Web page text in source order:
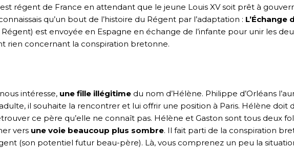
régent de France en attendant que le jeune Louis XV soit prêt à
qu’un bout de l’histoire du Régent par l’adaptation : L’Échange
est envoyée en Espagne en échange de l’infante pour unir les
rien concernant la conspiration bretonne.
intéresse, une fille illégitime du nom d’Hélène. Philippe d’Orléans
il souhaite la rencontrer et lui offrir une position à Paris. Hélène doit
ce père qu’elle ne connaît pas. Hélène et Gaston sont tous deux
vers une voie beaucoup plus sombre. Il fait parti de la conspiration
(son potentiel futur beau-père). Là, vous comprenez un peu la